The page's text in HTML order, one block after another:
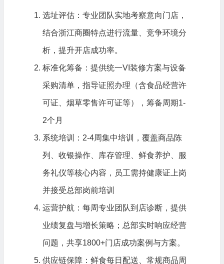
选址评估：专业团队实地考察意向门店，
结合浙江商圈特点进行流量、竞争环境分
析，提升开店成功率。
标准化筹备：提供统一VI装修方案与设备
采购清单，指导证照办理（含食品经营许
可证、烟草零售许可证等），筹备周期1-
2个月
系统培训：2-4周集中培训，覆盖商品陈
列、收银操作、库存管理、鲜食养护、服
务礼仪等核心内容，员工需持健康证上岗
并接受总部岗前培训
运营护航：每周专业团队到店诊断，提供
业绩复盘与增长策略；总部实时响应经营
问题，共享1800+门店成功案例与方案。
供应链保障：鲜食每日配送、常规商品周